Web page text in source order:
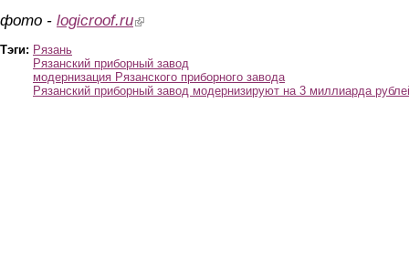
фото - logicroof.ru(link is external)
Тэги: Рязань
Рязанский приборный завод
модернизация Рязанского приборного завода
Рязанский приборный завод модернизируют на 3 миллиарда